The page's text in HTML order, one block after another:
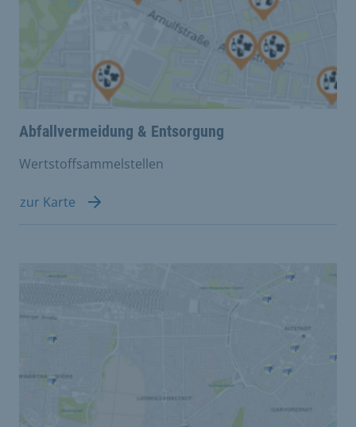
Abfallvermeidung & Entsorgung
Wertstoffsammelstellen
zur Karte